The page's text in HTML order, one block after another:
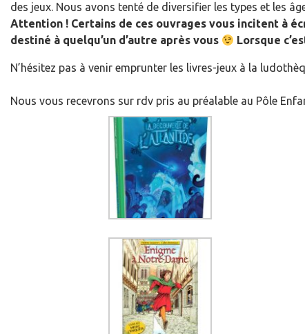
des jeux. Nous avons tenté de diversifier les types et les
Attention ! Certains de ces ouvrages vous incitent à
destiné à quelqu’un d’autre après vous
Lorsque
N’hésitez pas à venir emprunter les livres-jeux à la
Nous vous recevrons sur rdv pris au préalable au Pôle